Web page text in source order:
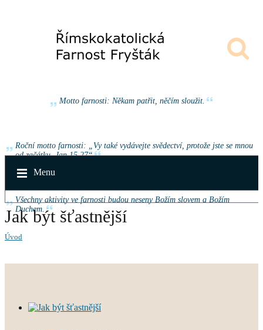
Motto farnosti: Někam patřit, něčím sloužit.
Roční motto farnosti: „Vy také vydávejte svědectví, protože jste se mnou
od začátku. Jan 15,27“
Všechny aktivity ve farnosti budou neseny Božím slovem a Božím
Duchem.
Menu
Jak být šťastnější
Úvod